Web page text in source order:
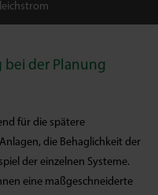
bei der Planung
für die spätere
die Behaglichkeit der
der einzelnen Systeme.
eine maßgeschneiderte